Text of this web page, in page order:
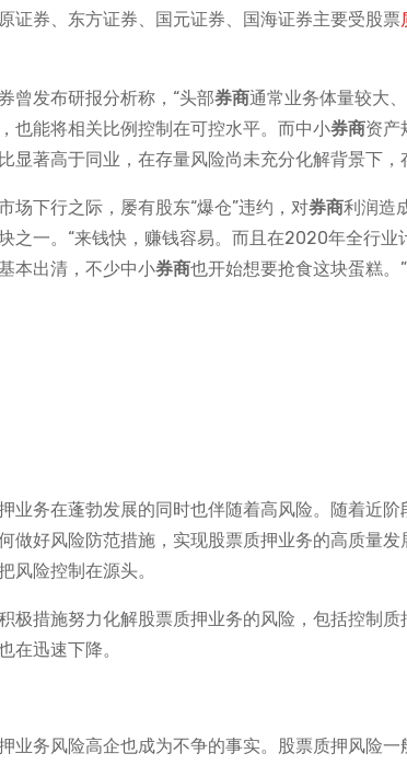
证券、东方证券、国元证券、国海证券主要受股票
曾发布研报分析称，“头部券商通常业务体量较大
也能将相关比例控制在可控水平。而中小券商资产
显著高于同业，在存量风险尚未充分化解背景下，
场下行之际，屡有股东“爆仓”违约，对券商利润造
之一。“来钱快，赚钱容易。而且在2020年全行
本出清，不少中小券商也开始想要抢食这块蛋糕。”
业务在蓬勃发展的同时也伴随着高风险。随着近
做好风险防范措施，实现股票质押业务的高质量
风险控制在源头。
极措施努力化解股票质押业务的风险，包括控制
在迅速下降。
业务风险高企也成为不争的事实。股票质押风险